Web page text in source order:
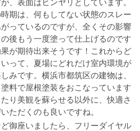
、表面はヒンヤリとしています。
期は、何もしてない状態のスレー
っているのですが、全くその影響
後もう一度塗って仕上げるのです
が期待出来そうです！これからど
って、夏場にどれだけ室内環境が
みです。横浜市都筑区の建物は、
料で屋根塗装をおこなっています
り美観を蘇らせる以外に、快適さ
ただくのも良いですね。
御座いましたら、フリーダイヤル